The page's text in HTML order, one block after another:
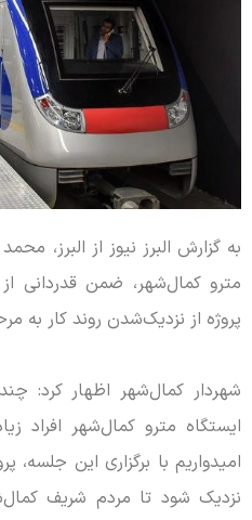
به گزارش البرز نیوز از البرز،
مترو کمال‌شهر، ضمن قدردانی
پروژه از نزدیک‌شدن روند کار به
شهردار کمال‌شهر اظهار کرد:
ایستگاه مترو کمال‌شهر افراد
امیدواریم با برگزاری این
نزدیک شود تا مردم شریف